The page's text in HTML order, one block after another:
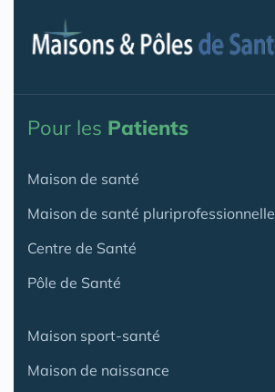
Pour les Patients
Maison de santé
Maison de santé pluriprofessionnelle
Centre de Santé
Pôle de Santé
Maison sport-santé
Maison de naissance